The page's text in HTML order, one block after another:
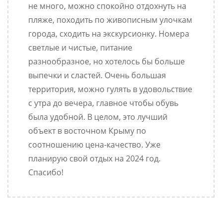
не много, можно спокойно отдохнуть на
пляже, походить по живописным улочкам
города, сходить на экскурсионку. Номера
светлые и чистые, питание
разнообразное, но хотелось бы больше
выпечки и сластей. Очень большая
территория, можно гулять в удовольствие
с утра до вечера, главное чтобы обувь
была удобной. В целом, это лучший
объект в восточном Крыму по
соотношению цена-качество. Уже
планирую свой отдых на 2024 год.
Спасибо!